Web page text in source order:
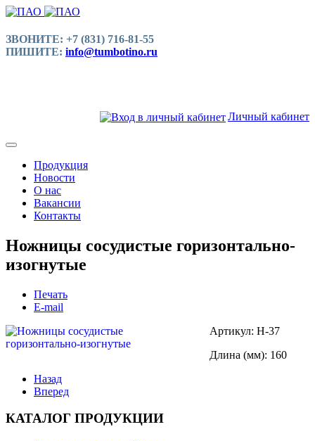
ЗВОНИТЕ: +7 (831) 716-81-55
ПИШИТЕ: info@tumbotino.ru
Личный кабинет
Продукция
Новости
О нас
Вакансии
Контакты
Ножницы сосудистые горизонтально-
изогнутые
Печать
E-mail
Артикул: Н-37
Длина (мм): 160
Назад
Вперед
КАТАЛОГ ПРОДУКЦИИ